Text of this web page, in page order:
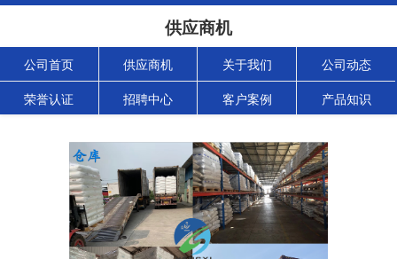
供应商机
公司首页 供应商机 关于我们 公司动态
荣誉认证 招聘中心 客户案例 产品知识